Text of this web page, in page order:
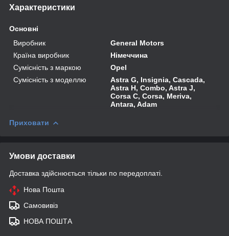
Характеристики
Основні
Виробник
General Motors
Країна виробник
Німеччина
Сумісність з маркою
Opel
Сумісність з моделлю
Astra G, Insignia, Cascada,
Astra H, Combo, Astra J,
Corsa C, Corsa, Meriva,
Antara, Adam
Приховати
Умови доставки
Доставка здійснюється тільки по передоплаті.
Нова Пошта
Самовивіз
НОВА ПОШТА